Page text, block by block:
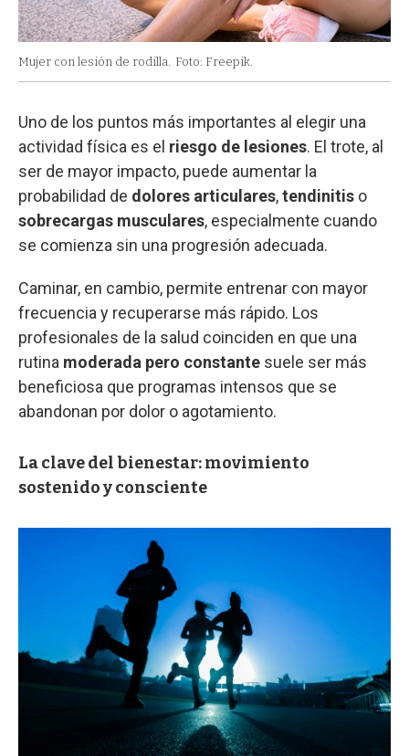
Mujer con lesión de rodilla. Foto: Freepik.
Uno de los puntos más importantes al elegir una
actividad física es el riesgo de lesiones. El trote, al
ser de mayor impacto, puede aumentar la
probabilidad de dolores articulares,tendinitis o
sobrecargas musculares, especialmente cuando
se comienza sin una progresión adecuada.
Caminar, en cambio, permite entrenar con mayor
frecuencia y recuperarse más rápido. Los
profesionales de la salud coinciden en que una
rutina moderada pero constante suele ser más
beneficiosa que programas intensos que se
abandonan por dolor o agotamiento.
La clave del bienestar: movimiento
sostenido y consciente